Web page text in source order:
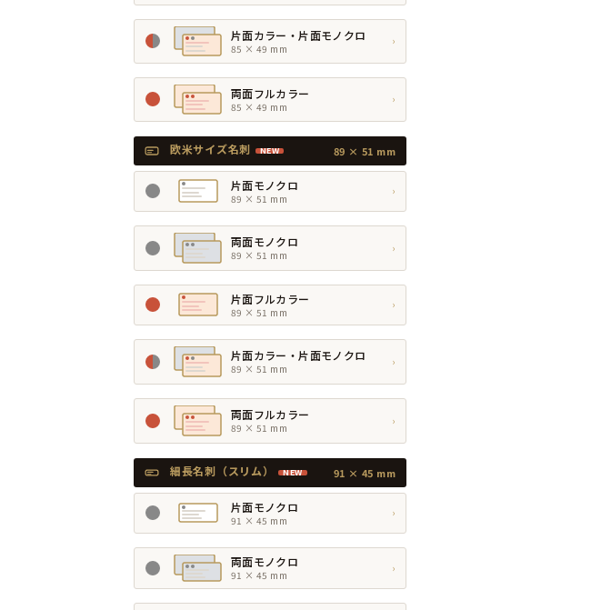
片面カラー・片面モノクロ
85 × 49 mm
›
両面フルカラー
85 × 49 mm
›
欧米サイズ名刺 NEW 89 × 51 mm
片面モノクロ
89 × 51 mm
›
両面モノクロ
89 × 51 mm
›
片面フルカラー
89 × 51 mm
›
片面カラー・片面モノクロ
89 × 51 mm
›
両面フルカラー
89 × 51 mm
›
細長名刺（スリム） NEW 91 × 45 mm
片面モノクロ
91 × 45 mm
›
両面モノクロ
91 × 45 mm
›